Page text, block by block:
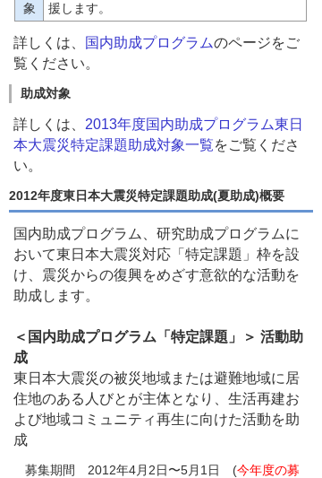
象
援します。
詳しくは、 国内助成プログラムのページをご
覧ください。
助成対象
詳しくは、 2013年度国内助成プログラム東日
本大震災特定課題助成対象一覧をご覧くださ
い。
2012年度東日本大震災特定課題助成(夏助成)概要
国内助成プログラム、研究助成プログラムに
おいて東日本大震災対応「特定課題」枠を設
け、震災からの復興をめざす意欲的な活動を
助成します。
＜国内助成プログラム「特定課題」＞ 活動助
成
東日本大震災の被災地域または避難地域に居
住地のある人びとが主体となり、生活再建お
よび地域コミュニティ再生に向けた活動を助
成
募集期間 2012年4月2日〜5月1日 (今年度の募